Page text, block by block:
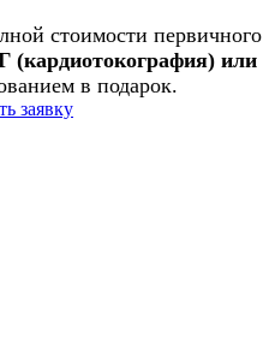
стоимости первичного
(кардиотокография) или
в подарок.
заявку